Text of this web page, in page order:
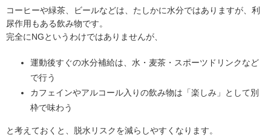
コーヒーや緑茶、ビールなどは、たしかに水分ではありますが、利
尿作用もある飲み物です。
完全にNGというわけではありませんが、
運動後すぐの水分補給は、水・麦茶・スポーツドリンクなど
で行う
カフェインやアルコール入りの飲み物は「楽しみ」として別
枠で味わう
と考えておくと、脱水リスクを減らしやすくなります。